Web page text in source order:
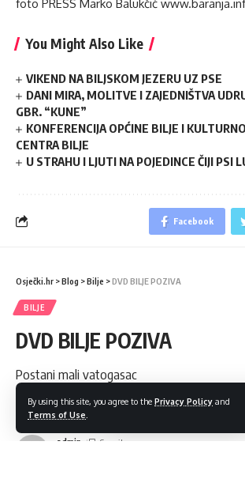
By using this site, you agree to the Privacy Policy and
Terms of Use
foto PRESS Marko Balukčić
You Might Also Like
VIKEND NA BILJSKOM JEZERU UZ PSE
DANI MIRA, MOLITVE I ZAJEDNIŠTVA
GBR. “KUNE”
KONFERENCIJA OPĆINE BILJE I
CENTRA BILJE
U STRAHU I LJUTI NA POJEDINCE ČIJI PSI
Facebook
Osječki.hr >Blog >Bilje >DVD BILJE POZIVA
BILJE
DVD BILJE POZIVA
Postani mali vatogasac
admin
Share 1 Min Read